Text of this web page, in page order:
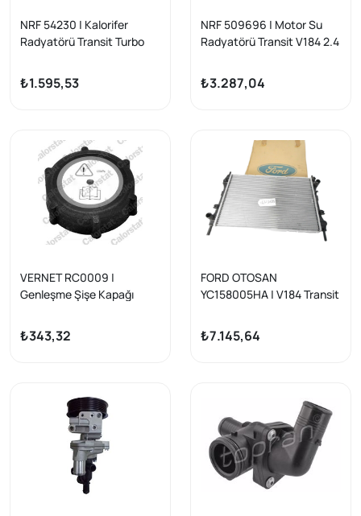
NRF 54230 | Kalorifer
Radyatörü Transit Turbo
2,0Tdcı / 2,4Tdcı 01 > 06
₺1.595,53
NRF 509696 | Motor Su
Radyatörü Transit V184 2.4
₺3.287,04
VERNET RC0009 |
Genleşme Şişe Kapağı
T15/V184/Mondeo III-IV 94-
07
₺343,32
FORD OTOSAN
YC158005HA | V184 Transit
Klimasız Su Radyatörü
Transit V-184 2,4 D 01-06
₺7.145,64